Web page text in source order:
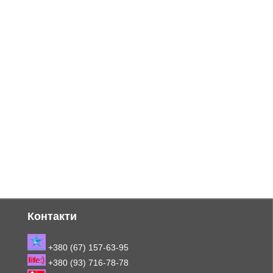
Контакти
+380 (67) 157-63-95
+380 (93) 716-78-78